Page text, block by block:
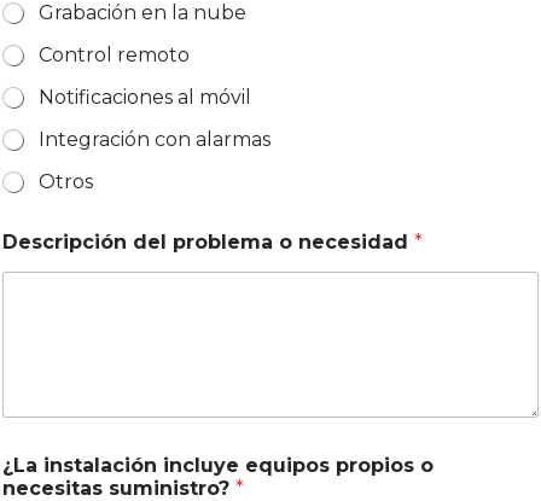
Grabación en la nube
Control remoto
Notificaciones al móvil
Integración con alarmas
Otros
Descripción del problema o necesidad *
¿La instalación incluye equipos propios o
necesitas suministro? *